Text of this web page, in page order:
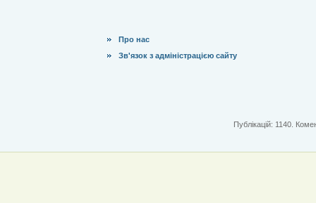
Про нас
Зв'язок з адміністрацією сайту
Публікацій: 1140.